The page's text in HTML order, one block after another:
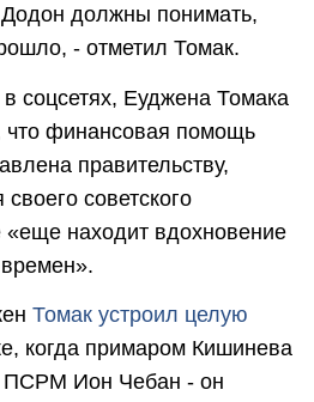
должны понимать,
- отметил Томак.
соцсетях, Еуджена Томака
что финансовая помощь
правительству,
советского
находит вдохновение
времен».
Томак устроил целую
когда примаром Кишинева
ПСРМ Ион Чебан - он